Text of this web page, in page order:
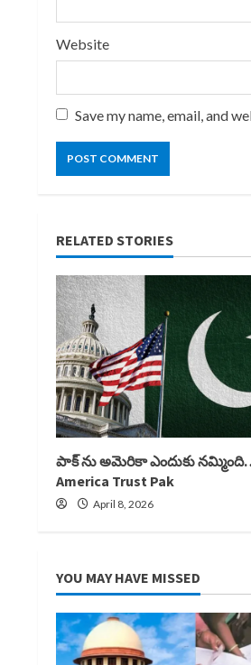
Website
Save my name, email, and
RELATED STORIES
పాక్ ను అమెరికా ఎందుకు
America Trust Pak
April 8, 2026
YOU MAY HAVE MISSED